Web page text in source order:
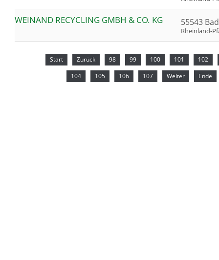
WEINAND RECYCLING GMBH & CO. KG 55543
Rheinland-
Start Zurück 98 99 100 101 102
104 105 106 107 Weiter Ende